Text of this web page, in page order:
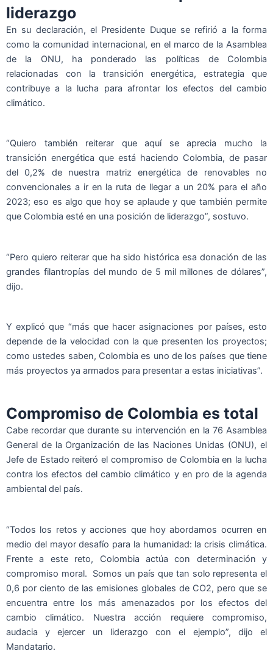
liderazgo
En su declaración, el Presidente Duque se refirió a la forma
como la comunidad internacional, en el marco de la Asamblea
de la ONU, ha ponderado las políticas de Colombia
relacionadas con la transición energética, estrategia que
contribuye a la lucha para afrontar los efectos del cambio
climático.
“Quiero también reiterar que aquí se aprecia mucho la
transición energética que está haciendo Colombia, de pasar
del 0,2% de nuestra matriz energética de renovables no
convencionales a ir en la ruta de llegar a un 20% para el año
2023; eso es algo que hoy se aplaude y que también permite
que Colombia esté en una posición de liderazgo”, sostuvo.
“Pero quiero reiterar que ha sido histórica esa donación de las
grandes filantropías del mundo de 5 mil millones de dólares”,
dijo.
Y explicó que “más que hacer asignaciones por países, esto
depende de la velocidad con la que presenten los proyectos;
como ustedes saben, Colombia es uno de los países que tiene
más proyectos ya armados para presentar a estas iniciativas”.
Compromiso de Colombia es total
Cabe recordar que durante su intervención en la 76 Asamblea
General de la Organización de las Naciones Unidas (ONU), el
Jefe de Estado reiteró el compromiso de Colombia en la lucha
contra los efectos del cambio climático y en pro de la agenda
ambiental del país.
“Todos los retos y acciones que hoy abordamos ocurren en
medio del mayor desafío para la humanidad: la crisis climática.
Frente a este reto, Colombia actúa con determinación y
compromiso moral. Somos un país que tan solo representa el
0,6 por ciento de las emisiones globales de CO2, pero que se
encuentra entre los más amenazados por los efectos del
cambio climático. Nuestra acción requiere compromiso,
audacia y ejercer un liderazgo con el ejemplo”, dijo el
Mandatario.